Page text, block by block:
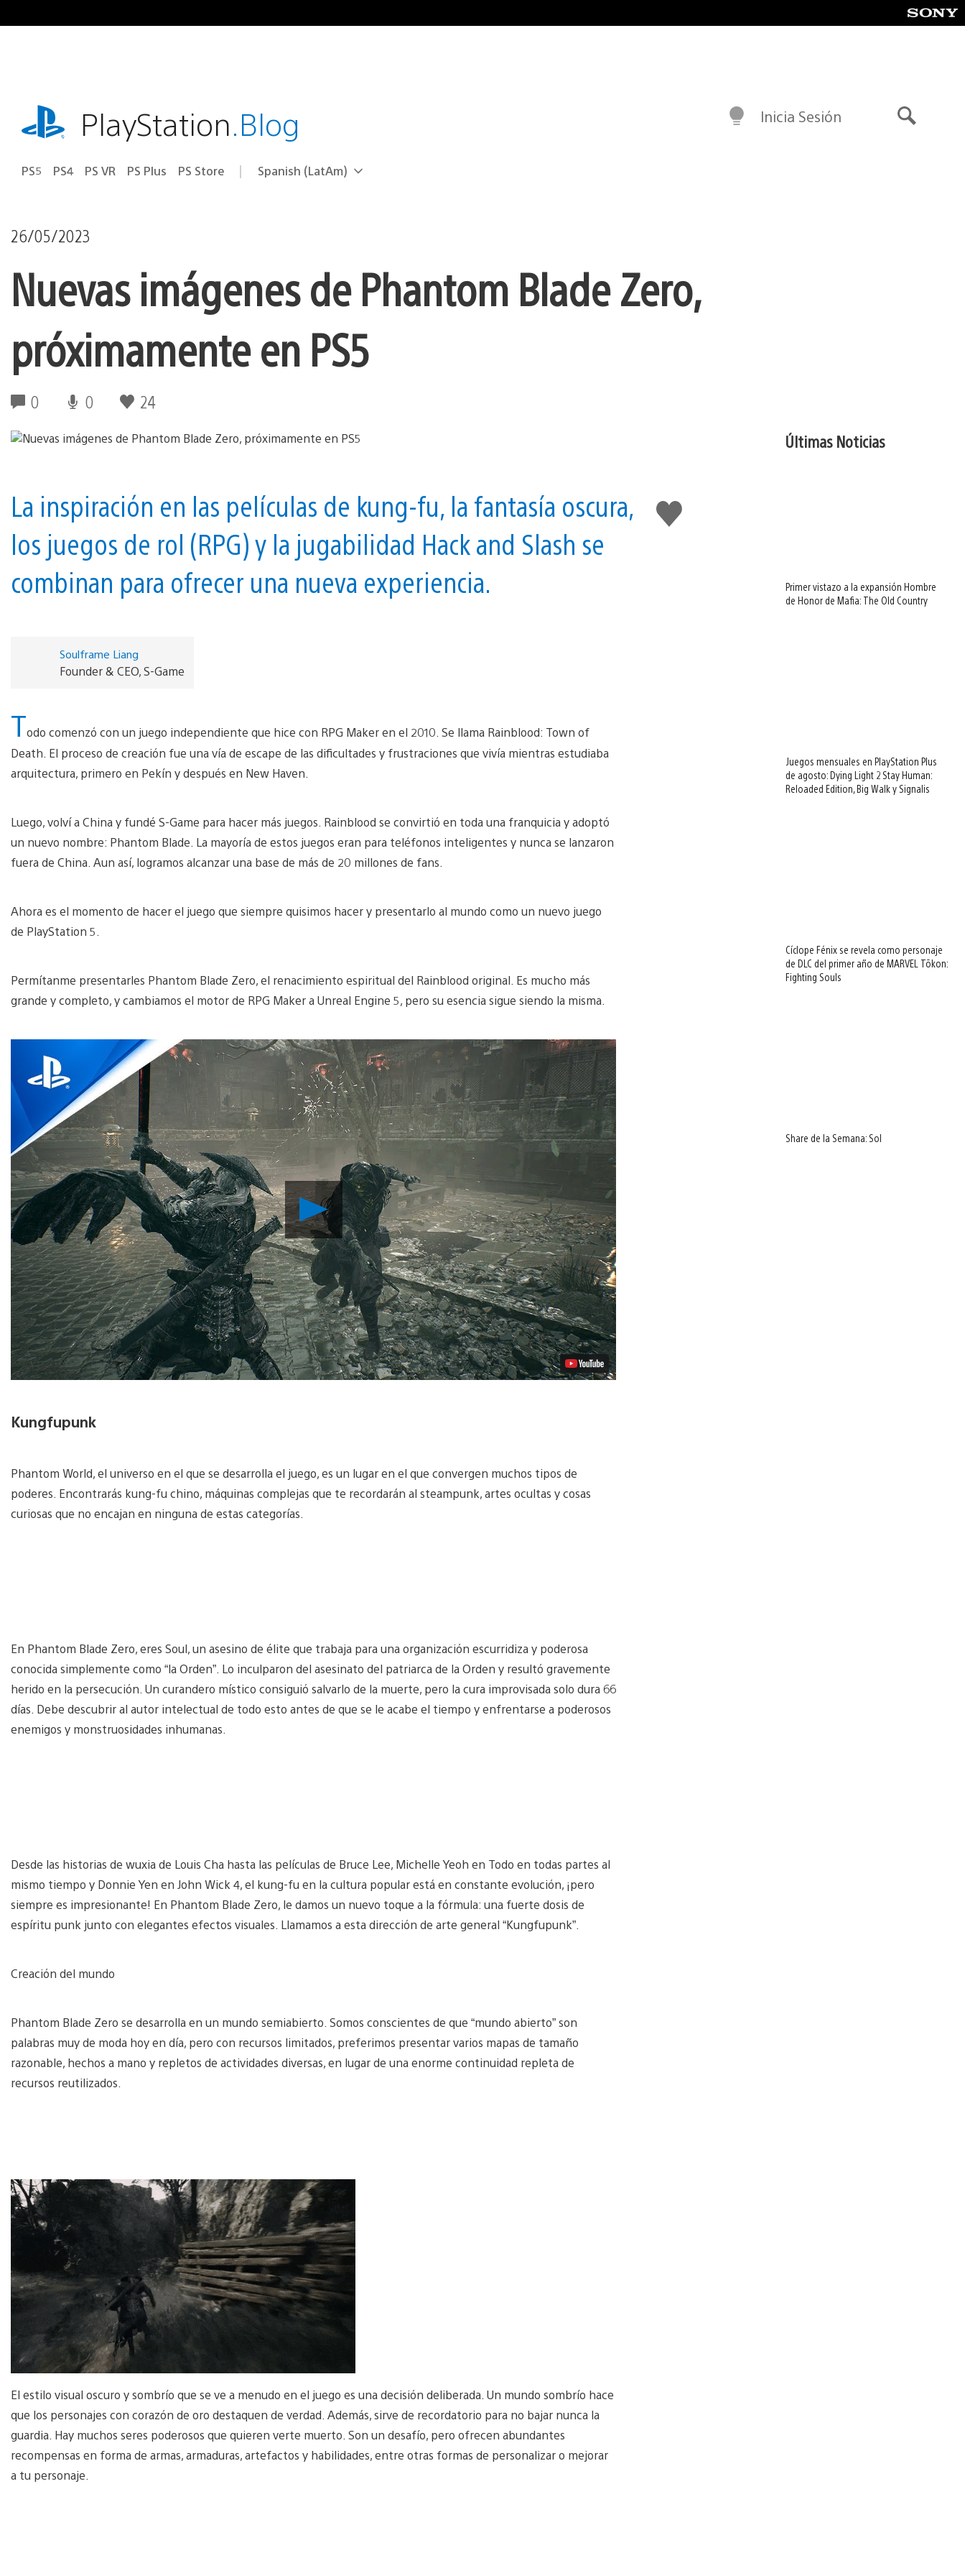
al
playstation.comPlayStation.Blog
PS5 PS4 PS VR PS Plus PS Store Elige
Región
Spanish (LatAm)
Inicia Sesión
26/05/2023
Nuevas imágenes de Phantom Blade Zero,
próximamente en PS5
0 0 24
Me
gusta
La inspiración en las películas de kung-fu, la fantasía oscura,
los juegos de rol (RPG) y la jugabilidad Hack and Slash se
combinan para ofrecer una nueva experiencia.
Soulframe Liang
Founder & CEO, S-Game
Todo comenzó con un juego independiente que hice con RPG Maker en el 2010. Se llama Rainblood: Town of
Death. El proceso de creación fue una vía de escape de las dificultades y frustraciones que vivía mientras estudiaba
arquitectura, primero en Pekín y después en New Haven.
Luego, volví a China y fundé S-Game para hacer más juegos. Rainblood se convirtió en toda una franquicia y adoptó
un nuevo nombre: Phantom Blade. La mayoría de estos juegos eran para teléfonos inteligentes y nunca se lanzaron
fuera de China. Aun así, logramos alcanzar una base de más de 20 millones de fans.
Ahora es el momento de hacer el juego que siempre quisimos hacer y presentarlo al mundo como un nuevo juego
de PlayStation 5.
Permítanme presentarles Phantom Blade Zero, el renacimiento espiritual del Rainblood original. Es mucho más
grande y completo, y cambiamos el motor de RPG Maker a Unreal Engine 5, pero su esencia sigue siendo la misma.
Reproducir
Video
Kungfupunk
Phantom World, el universo en el que se desarrolla el juego, es un lugar en el que convergen muchos tipos de
poderes. Encontrarás kung-fu chino, máquinas complejas que te recordarán al steampunk, artes ocultas y cosas
curiosas que no encajan en ninguna de estas categorías.
En Phantom Blade Zero, eres Soul, un asesino de élite que trabaja para una organización escurridiza y poderosa
conocida simplemente como “la Orden”. Lo inculparon del asesinato del patriarca de la Orden y resultó gravemente
herido en la persecución. Un curandero místico consiguió salvarlo de la muerte, pero la cura improvisada solo dura 66
días. Debe descubrir al autor intelectual de todo esto antes de que se le acabe el tiempo y enfrentarse a poderosos
enemigos y monstruosidades inhumanas.
Desde las historias de wuxia de Louis Cha hasta las películas de Bruce Lee, Michelle Yeoh en Todo en todas partes al
mismo tiempo y Donnie Yen en John Wick 4, el kung-fu en la cultura popular está en constante evolución, ¡pero
siempre es impresionante! En Phantom Blade Zero, le damos un nuevo toque a la fórmula: una fuerte dosis de
espíritu punk junto con elegantes efectos visuales. Llamamos a esta dirección de arte general “Kungfupunk”.
Creación del mundo
Phantom Blade Zero se desarrolla en un mundo semiabierto. Somos conscientes de que “mundo abierto” son
palabras muy de moda hoy en día, pero con recursos limitados, preferimos presentar varios mapas de tamaño
razonable, hechos a mano y repletos de actividades diversas, en lugar de una enorme continuidad repleta de
recursos reutilizados.
El estilo visual oscuro y sombrío que se ve a menudo en el juego es una decisión deliberada. Un mundo sombrío hace
que los personajes con corazón de oro destaquen de verdad. Además, sirve de recordatorio para no bajar nunca la
guardia. Hay muchos seres poderosos que quieren verte muerto. Son un desafío, pero ofrecen abundantes
recompensas en forma de armas, armaduras, artefactos y habilidades, entre otras formas de personalizar o mejorar
a tu personaje.
Últimas Noticias
Primer vistazo a la expansión Hombre
de Honor de Mafia: The Old Country
Juegos mensuales en PlayStation Plus
de agosto: Dying Light 2 Stay Human:
Reloaded Edition, Big Walk y Signalis
Cíclope Fénix se revela como personaje
de DLC del primer año de MARVEL Tōkon:
Fighting Souls
Share de la Semana: Sol